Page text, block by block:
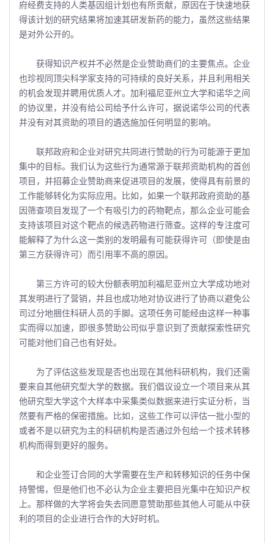
府经费支持的人类基因组计划也有所贡献，原因在于快速地获
得该计划的研究结果将加速其研发新药的能力，虽然这些结果
是对外公开的。
获得知识产权并不必然是企业赞助商们的主要焦点。企业
也珍视同顶尖科学家支持的可持续的良好关系，并且利用相关
的机会发现并聘用优质人才。加利福尼亚州立大学和诺华之间
的协议里，并没有给公司给予什么许可，据说诺华公司的代表
并没有对其资助的项目的遴选施加任何明显的影响。
联邦政府和企业对研究共同进行赞助的行为可能源于更加
集中的目标。我们认为这些行为通常源于联邦资助机构的首创
项目，并招募企业赞助商来促进项目的发展，使得具有前景的
工作能够转化为实际应用。比如，如果一个联邦政府资助的基
因筛查项目发现了一个有吸引力的药物靶点，那么企业可能会
支持该项目对这个靶点的候选药物进行筛查。这样的专注度可
能解释了为什么这一类别的发明最有可能获得许可（即使是由
第三方获得许可）而引用率不高的原因。
第三方许可的较大份额表明加利福尼亚州立大学成功地对
其发明进行了营销，并且也成功地对协议进行了协商以避免公
司过分地捆住科研人员的手脚。这项任务可能经由这样一种事
实而得以加速，即很多赞助公司似乎意识到了贡献探索性研究
可能对他们自己也有好处。
为了评估这些发现是否也出现在其他科研机构，我们还需
要来自其他研究型大学的数据。我们倡议设立一个项目来从其
他研究型大学这个大样本中采集类似数据来进行实证分析，当
然要有严格的保密措施。比如，这些工作可以评估一批小型的
或者不是以研究为主的科研机构是否通过外包给一个技术转移
机构而得到更好的服务。
和企业签订合同的大学需要在生产和转移知识的任务中保
持警惕，但是他们也不必认为企业主要把目光集中在知识产权
上。那样做的大学将会失去同愿意赞助那些其他人可能从中获
利的项目的企业进行合作的大好时机。